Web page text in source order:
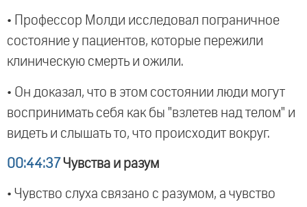
• Профессор Молди исследовал пограничное
состояние у пациентов, которые пережили
клиническую смерть и ожили.
• Он доказал, что в этом состоянии люди могут
воспринимать себя как бы "взлетев над телом" и
видеть и слышать то, что происходит вокруг.
00:44:37 Чувства и разум
• Чувство слуха связано с разумом, а чувство